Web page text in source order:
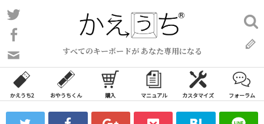
コ
ン
ン
ツ
ス
すべてのキーボードが あなた専用になる
い
合
わ
フ
検
索:
かえうち2 おやうちくん 購入 マニュアル カスタマイズ フォーラム